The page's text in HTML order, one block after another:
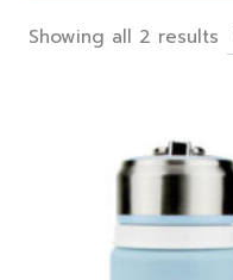
Showing all 2 results